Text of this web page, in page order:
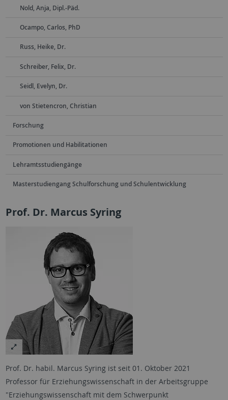
Nold, Anja, Dipl.-Päd.
Ocampo, Carlos, PhD
Russ, Heike, Dr.
Schreiber, Felix, Dr.
Seidl, Evelyn, Dr.
von Stietencron, Christian
Forschung
Promotionen und Habilitationen
Lehramtsstudiengänge
Masterstudiengang Schulforschung und Schulentwicklung
Prof. Dr. Marcus Syring
Prof. Dr. habil. Marcus Syring ist seit 01. Oktober 2021
Professor für Erziehungswissenschaft in der Arbeitsgruppe
"Erziehungswissenschaft mit dem Schwerpunkt